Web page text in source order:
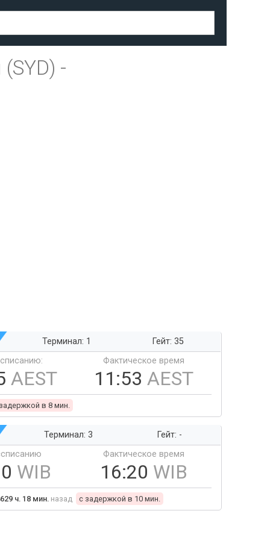
-
Терминал: 1
Гейт: 35
AEST
Фактическое время
11:53 AEST
в 8 мин.
Терминал: 3
Гейт: -
WIB
Фактическое время
16:20 WIB
ч. 18 мин. назад c задержкой в 10 мин.